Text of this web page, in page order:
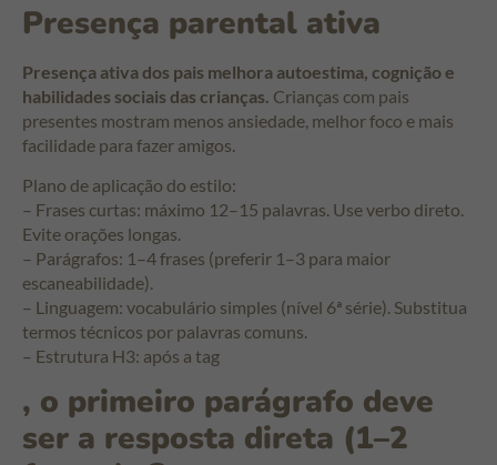
Presença parental ativa
Presença ativa dos pais melhora autoestima, cognição e
habilidades sociais das crianças. Crianças com pais
presentes mostram menos ansiedade, melhor foco e mais
facilidade para fazer amigos.
Plano de aplicação do estilo:
– Frases curtas: máximo 12–15 palavras. Use verbo direto.
Evite orações longas.
– Parágrafos: 1–4 frases (preferir 1–3 para maior
escaneabilidade).
– Linguagem: vocabulário simples (nível 6ª série). Substitua
termos técnicos por palavras comuns.
– Estrutura H3: após a tag
, o primeiro parágrafo deve
ser a resposta direta (1–2